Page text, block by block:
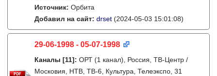
Источник: Орбита
Добавил на сайт: drset (2024-05-03 15:01:08)
29-06-1998 - 05-07-1998
Каналы [11]: ОРТ (1 канал), Россия, ТВ-Центр /
Московия, НТВ, ТВ-6, Культура, Телеэкспо, 31